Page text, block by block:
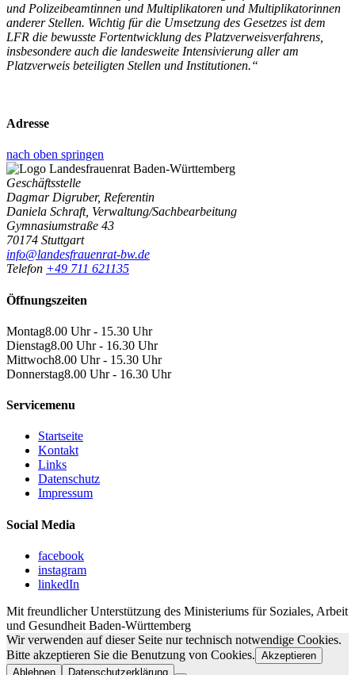
und Polizeibeamtinnen und Multiplikatoren und Multiplikatorinnen
anderer Stellen. Wichtig für die Umsetzung des Gesetzes ist dem
LFR die bewusste Fortentwicklung des Platzverweisverfahrens,
insbesondere auch die landesweite Intensivierung aller am
Platzverweis beteiligten Stellen und Institutionen.“
Adresse
nach oben springen
Geschäftsstelle
Dagmar Digruber, Referentin
Daniela Schraft, Verwaltung/Sachbearbeitung
Gymnasiumstraße 43
70174 Stuttgart
info@landesfrauenrat-bw.de
Telefon +49 711 621135
Öffnungszeiten
Montag8.00 Uhr - 15.30 Uhr
Dienstag8.00 Uhr - 16.30 Uhr
Mittwoch8.00 Uhr - 15.30 Uhr
Donnerstag8.00 Uhr - 16.30 Uhr
Servicemenu
Startseite
Kontakt
Links
Datenschutz
Impressum
Social Media
facebook
instagram
linkedIn
Mit freundlicher Unterstützung des Ministeriums für Soziales, Arbeit
und Gesundheit Baden-Württemberg
Wir verwenden auf dieser Seite nur technisch notwendige Cookies.
Bitte akzeptieren Sie die Benutzung von Cookies. Akzeptieren
Ablehnen
Datenschutzerklärung